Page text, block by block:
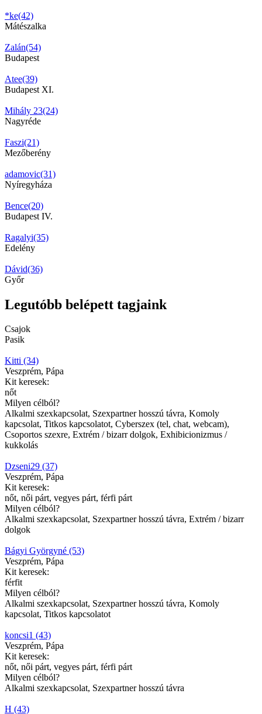
*ke(42)
Mátészalka
Zalán(54)
Budapest
Atee(39)
Budapest XI.
Mihály 23(24)
Nagyréde
Faszi(21)
Mezőberény
adamovic(31)
Nyíregyháza
Bence(20)
Budapest IV.
Ragalyi(35)
Edelény
Dávid(36)
Győr
Legutóbb belépett tagjaink
Csajok
Pasik
Kitti (34)
Veszprém, Pápa
Kit keresek:
nőt
Milyen célból?
Alkalmi szexkapcsolat, Szexpartner hosszú távra, Komoly
kapcsolat, Titkos kapcsolatot, Cyberszex (tel, chat, webcam),
Csoportos szexre, Extrém / bizarr dolgok, Exhibicionizmus /
kukkolás
Dzseni29 (37)
Veszprém, Pápa
Kit keresek:
nőt, női párt, vegyes párt, férfi párt
Milyen célból?
Alkalmi szexkapcsolat, Szexpartner hosszú távra, Extrém / bizarr
dolgok
Bágyi Györgyné (53)
Veszprém, Pápa
Kit keresek:
férfit
Milyen célból?
Alkalmi szexkapcsolat, Szexpartner hosszú távra, Komoly
kapcsolat, Titkos kapcsolatot
koncsi1 (43)
Veszprém, Pápa
Kit keresek:
nőt, női párt, vegyes párt, férfi párt
Milyen célból?
Alkalmi szexkapcsolat, Szexpartner hosszú távra
H (43)